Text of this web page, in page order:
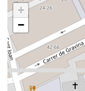
+
−